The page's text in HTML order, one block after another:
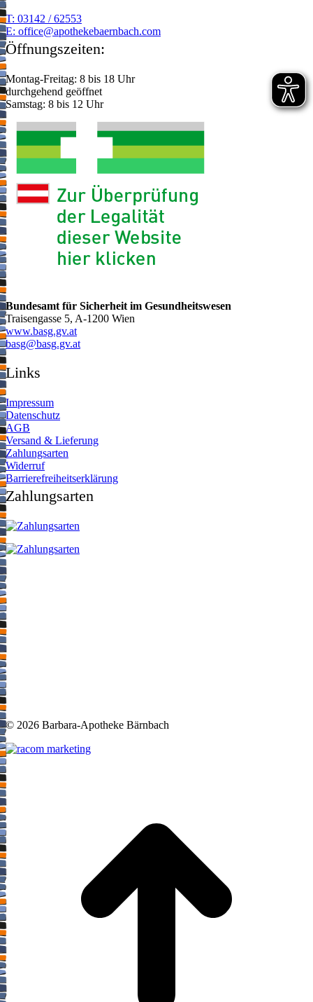
T: 03142 / 62553
E: moc.hcabnreabekehtopa@eciffo
Öffnungszeiten:
Montag-Freitag: 8 bis 18 Uhr
durchgehend geöffnet
Samstag: 8 bis 12 Uhr
Bundesamt für Sicherheit im Gesundheitswesen
Traisengasse 5, A-1200 Wien
www.basg.gv.at
ta.vg.gsab@gsab
Links
Impressum
Datenschutz
AGB
Versand & Lieferung
Zahlungsarten
Widerruf
Barrierefreiheitserklärung
Zahlungsarten
© 2026 Barbara-Apotheke Bärnbach